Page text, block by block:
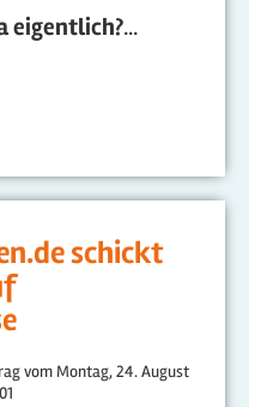
eigentlich?...
schickt
vom Montag, 24. August